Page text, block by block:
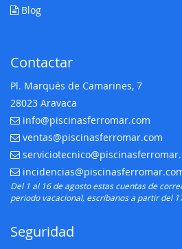
Blog
Contactar
Pl. Marqués de Camarines, 7
28023 Aravaca
E-mail:
info@piscinasferromar.com
E-mail:
ventas@piscinasferromar.com
E-mail:
E-mail:
Del 1 al 16 de agosto estas cuentas de
periodo vacacional, escríbanos a partir del
Seguridad